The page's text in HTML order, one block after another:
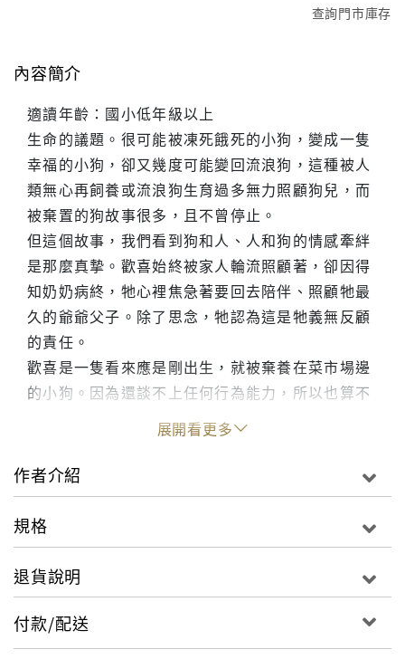
查詢門市庫存
內容簡介
適讀年齡：國小低年級以上
生命的議題。很可能被凍死餓死的小狗，變成一隻
幸福的小狗，卻又幾度可能變回流浪狗，這種被人
類無心再飼養或流浪狗生育過多無力照顧狗兒，而
被棄置的狗故事很多，且不曾停止。
但這個故事，我們看到狗和人、人和狗的情感牽絆
是那麼真摯。歡喜始終被家人輪流照顧著，卻因得
知奶奶病終，牠心裡焦急著要回去陪伴、照顧牠最
久的爺爺父子。除了思念，牠認為這是牠義無反顧
的責任。
歡喜是一隻看來應是剛出生，就被棄養在菜市場邊
的小狗。因為還談不上任何行為能力，所以也算不
上是流浪狗。牠被一個晨間散步的老爺爺帶回家
養。老爺爺為了小孫女想養狗，所以帶回這隻小
夠，而小狗的名字是從學校課本引發聯想來的。
他們很悉心的以牛奶餵這隻小狗。而後，照顧狗兒
的責任完全落在爺爺身上。爺爺奶奶老了，爺爺不
得不想到和歡喜總有告別日。他們曾企圖丟掉歡
喜，總被兒媳阻擋。但歡喜曾自行溜走，居然又跑
回家了。這始終是個謎！其實，歡喜與爺爺有不可
分割的情感，牠出奇地乖巧懂事，偶爾也會有牠的
情緒。
展開看更多
作者介紹
規格
退貨說明
付款/配送